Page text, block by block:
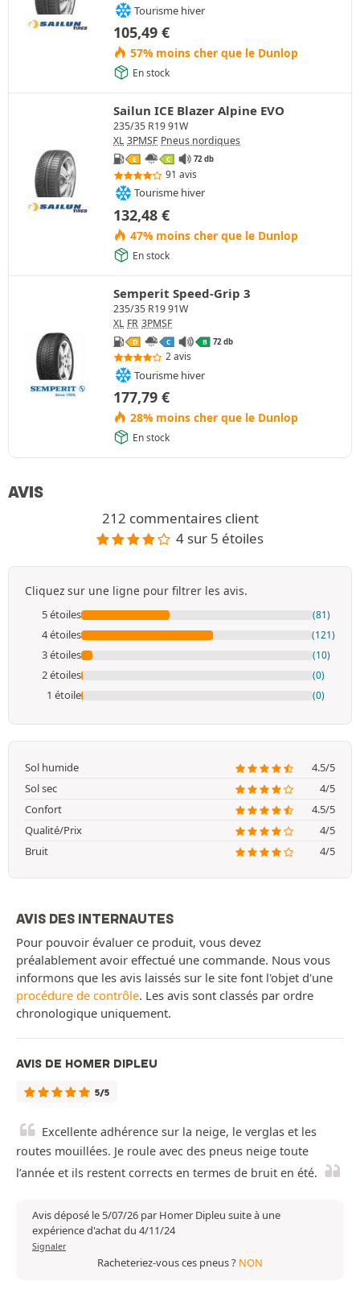
Tourisme hiver
105,49 €
57% moins cher que le Dunlop
En stock
Sailun ICE Blazer Alpine EVO
235/35 R19 91W
XL 3PMSF Pneus nordiques
E C 72 db
91 avis
Tourisme hiver
132,48 €
47% moins cher que le Dunlop
En stock
Semperit Speed-Grip 3
235/35 R19 91W
XL FR 3PMSF
D C B 72 db
2 avis
Tourisme hiver
177,79 €
28% moins cher que le Dunlop
En stock
AVIS
212 commentaires client
4 sur 5 étoiles
Cliquez sur une ligne pour filtrer les avis.
5 étoiles (81)
4 étoiles (121)
3 étoiles (10)
2 étoiles (0)
1 étoile (0)
Sol humide
4.5/5
Sol sec
4/5
Confort
4.5/5
Qualité/Prix
4/5
Bruit
4/5
AVIS DES INTERNAUTES
Pour pouvoir évaluer ce produit, vous devez
préalablement avoir effectué une commande. Nous vous
informons que les avis laissés sur le site font l'objet d'une
procédure de contrôle. Les avis sont classés par ordre
chronologique uniquement.
AVIS DE HOMER DIPLEU
5/5
Excellente adhérence sur la neige, le verglas et les
routes mouillées. Je roule avec des pneus neige toute
l’année et ils restent corrects en termes de bruit en été.
Avis déposé le 5/07/26 par Homer Dipleu suite à une
expérience d'achat du 4/11/24
Signaler
Racheteriez-vous ces pneus ? NON